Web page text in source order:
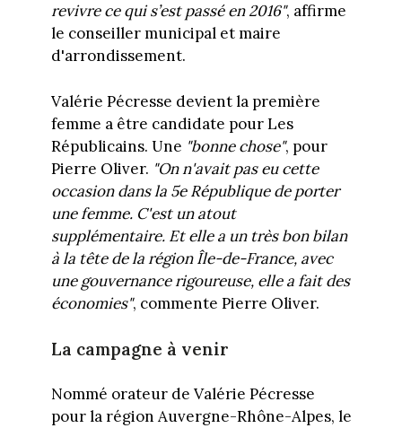
revivre ce qui s’est passé en 2016", affirme
le conseiller municipal et maire
d'arrondissement.
Valérie Pécresse devient la première
femme a être candidate pour Les
Républicains. Une "bonne chose", pour
Pierre Oliver. "On n'avait pas eu cette
occasion dans la 5e République de porter
une femme. C'est un atout
supplémentaire. Et elle a un très bon bilan
à la tête de la région Île-de-France, avec
une gouvernance rigoureuse, elle a fait des
économies", commente Pierre Oliver.
La campagne à venir
Nommé orateur de Valérie Pécresse
pour la région Auvergne-Rhône-Alpes, le